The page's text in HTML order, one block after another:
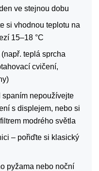
ve stejnou dobu
si vhodnou teplotu na
15–18 °C
teplá sprcha
cvičení,
spaním nepoužívejte
s displejem, nebo si
modrého světla
– pořiďte si klasický
pyžama nebo noční